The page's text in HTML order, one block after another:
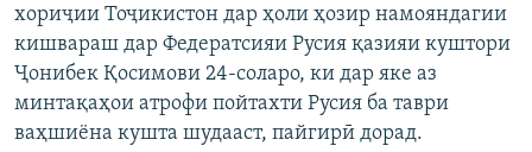
хориҷии Тоҷикистон дар ҳоли ҳозир намояндагии
кишвараш дар Федератсияи Русия қазияи куштори
Ҷонибек Қосимови 24-соларо, ки дар яке аз
минтақаҳои атрофи пойтахти Русия ба таври
ваҳшиёна кушта шудааст, пайгирӣ дорад.